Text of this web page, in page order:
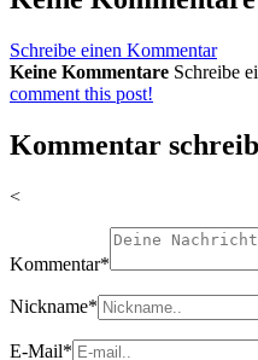
Schreibe einen Kommentar
Keine Kommentare Schreibe
comment this post!
Kommentar
<
Kommentar*
Nickname*
E-Mail*